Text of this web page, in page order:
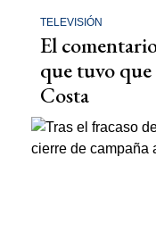
TELEVISIÓN
El
que tuvo
Costa